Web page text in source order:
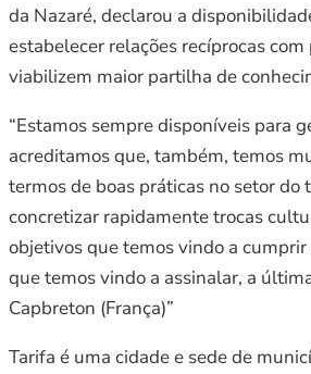
da Nazaré, declarou a
estabelecer relações recíprocas com
viabilizem maior partilha de
“Estamos sempre disponíveis para
acreditamos que, também, temos
termos de boas práticas no setor do
concretizar rapidamente trocas
objetivos que temos vindo a
que temos vindo a assinalar, a
Capbreton (França)”
Tarifa é uma cidade e sede de